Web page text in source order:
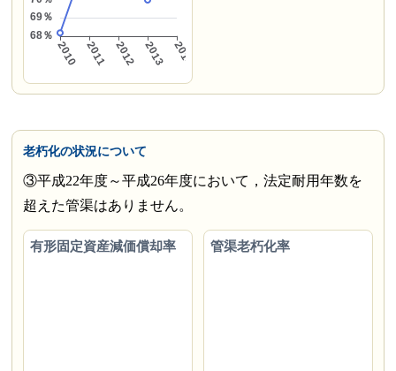
老朽化の状況について
③平成22年度～平成26年度において，法定耐用年数を
超えた管渠はありません。
有形固定資産減価償却率 管渠老朽化率